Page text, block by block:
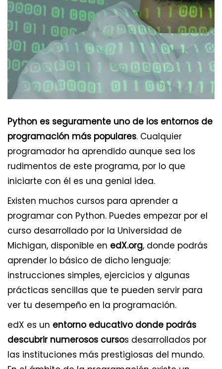
Python es seguramente uno de los entornos de
programación más populares. Cualquier
programador ha aprendido aunque sea los
rudimentos de este programa, por lo que
iniciarte con él es una genial idea.
Existen muchos cursos para aprender a
programar con Python. Puedes empezar por el
curso desarrollado por la Universidad de
Michigan, disponible en edX.org, donde podrás
aprender lo básico de dicho lenguaje:
instrucciones simples, ejercicios y algunas
prácticas sencillas que te pueden servir para
ver tu desempeño en la programación.
edX es un entorno educativo donde podrás
descubrir numerosos cursos desarrollados por
las instituciones más prestigiosas del mundo.